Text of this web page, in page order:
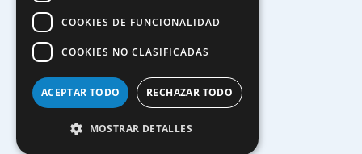
COOKIES DE FUNCIONALIDAD
COOKIES NO CLASIFICADAS
ACEPTAR TODO RECHAZAR TODO
MOSTRAR DETALLES